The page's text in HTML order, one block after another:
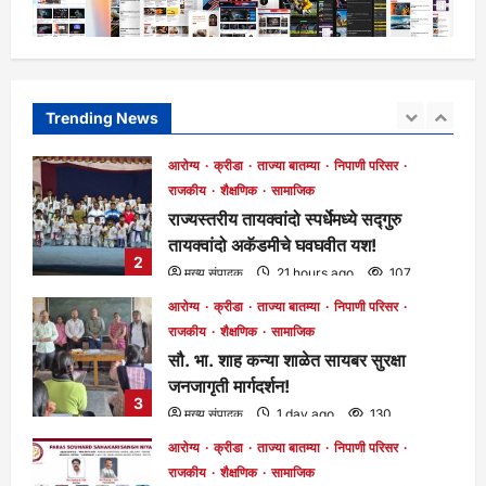
Trending News
मुख्य संपादक 3 hours ago 116
2
आरोग्य क्रीडा ताज्या बातम्या
निपाणी परिसर
तायक्वांदो अकॅडमीचे घवघवीत यश!
मुख्य संपादक 21 hours ago 107
3
आरोग्य क्रीडा ताज्या बातम्या
निपाणी परिसर
राजकीय
शैक्षणिक सामाजिक
सौ. भा. शाह कन्या शाळेत सायबर सुरक्षा
जनजागृती मार्गदर्शन!
मुख्य संपादक 1 day ago 130
4
आरोग्य क्रीडा ताज्या बातम्या
निपाणी परिसर
राजकीय
शैक्षणिक सामाजिक
पारस सौहार्द सहकारी संघ नियामितच्या निपाणी
शाखेचे उद्या ९ ऑगस्ट रोजी उद्घाटन!
मुख्य संपादक 1 day ago 94
आरोग्य क्रीडा ताज्या बातम्या
निपाणी परिसर
राजकीय
शैक्षणिक सामाजिक